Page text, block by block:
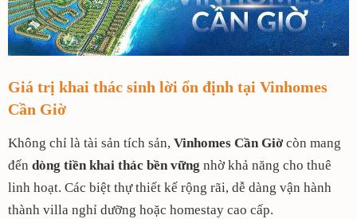
Giá trị khai thác sinh lời ổn định tại Vinhomes
Cần Giờ
Không chỉ là tài sản tích sản, Vinhomes Cần Giờcòn mang
đến dòng tiền khai thác bền vững nhờ khả năng cho thuê
linh hoạt. Các biệt thự thiết kế rộng rãi, dễ dàng vận hành
thành villa nghỉ dưỡng hoặc homestay cao cấp.